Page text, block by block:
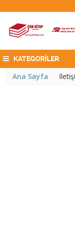
KATEGORİLER
Ana Sayfa